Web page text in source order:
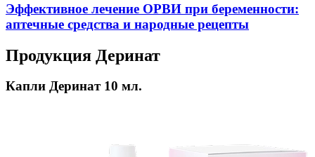
Эффективное лечение ОРВИ при беременности:
аптечные средства и народные рецепты
Продукция Деринат
Капли Деринат 10 мл.